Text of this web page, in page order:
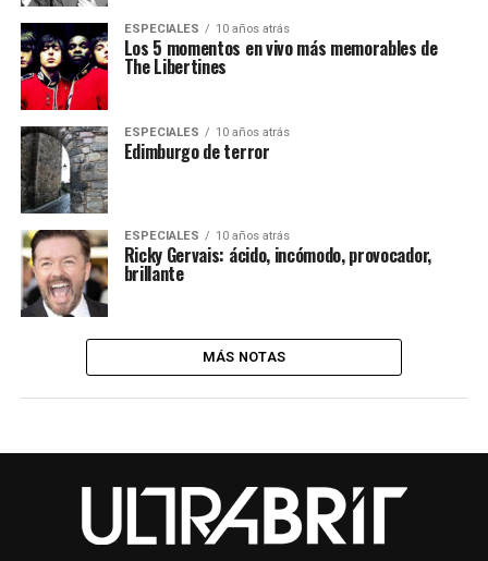
ESPECIALES 10 años atrás
Los 5 momentos en vivo más memorables de
The Libertines
ESPECIALES 10 años atrás
Edimburgo de terror
ESPECIALES 10 años atrás
Ricky Gervais: ácido, incómodo, provocador,
brillante
MÁS NOTAS